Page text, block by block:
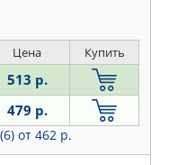
Цена Купить
513 р.
479 р.
от 462 р.